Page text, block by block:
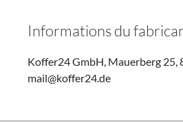
Informations du
Koffer24 GmbH, Mauerberg 25,
mail@koffer24.de